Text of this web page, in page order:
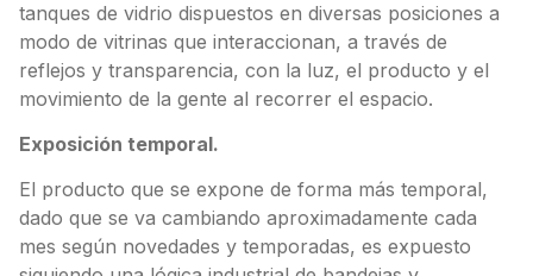
tanques de vidrio dispuestos en diversas posiciones a
modo de vitrinas que interaccionan, a través de
reflejos y transparencia, con la luz, el producto y el
movimiento de la gente al recorrer el espacio.
Exposición temporal.
El producto que se expone de forma más temporal,
dado que se va cambiando aproximadamente cada
mes según novedades y temporadas, es expuesto